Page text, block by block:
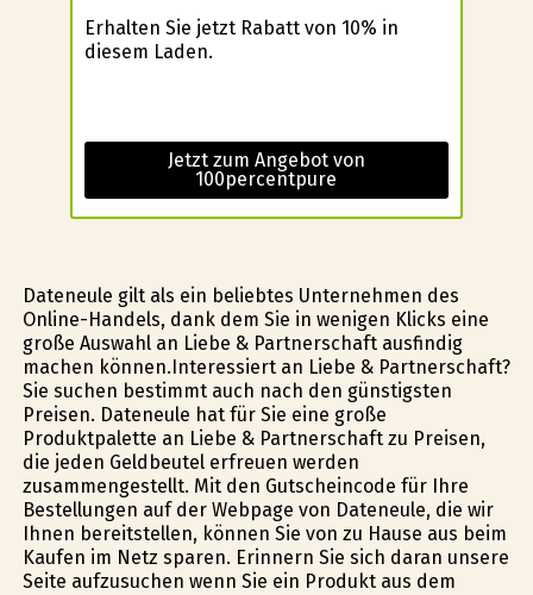
Erhalten Sie jetzt Rabatt von 10% in
diesem Laden.
Jetzt zum Angebot von
100percentpure
Dateneule gilt als ein beliebtes Unternehmen des
Online-Handels, dank dem Sie in wenigen Klicks eine
große Auswahl an Liebe & Partnerschaft ausfindig
machen können.Interessiert an Liebe & Partnerschaft?
Sie suchen bestimmt auch nach den günstigsten
Preisen. Dateneule hat für Sie eine große
Produktpalette an Liebe & Partnerschaft zu Preisen,
die jeden Geldbeutel erfreuen werden
zusammengestellt. Mit den Gutscheincode für Ihre
Bestellungen auf der Webpage von Dateneule, die wir
Ihnen bereitstellen, können Sie von zu Hause aus beim
Kaufen im Netz sparen. Erinnern Sie sich daran unsere
Seite aufzusuchen wenn Sie ein Produkt aus dem